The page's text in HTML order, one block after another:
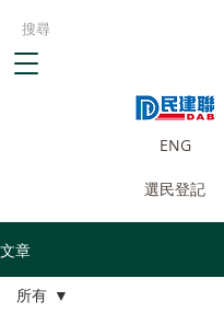
ENG
選民登記
文章
所有